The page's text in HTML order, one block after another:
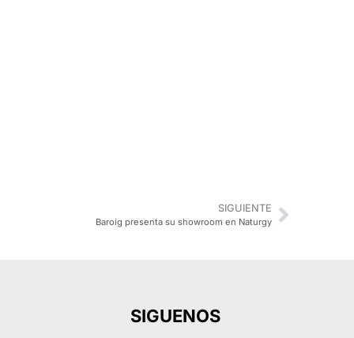
SIGUIENTE
Baroig presenta su showroom en Naturgy
SIGUENOS